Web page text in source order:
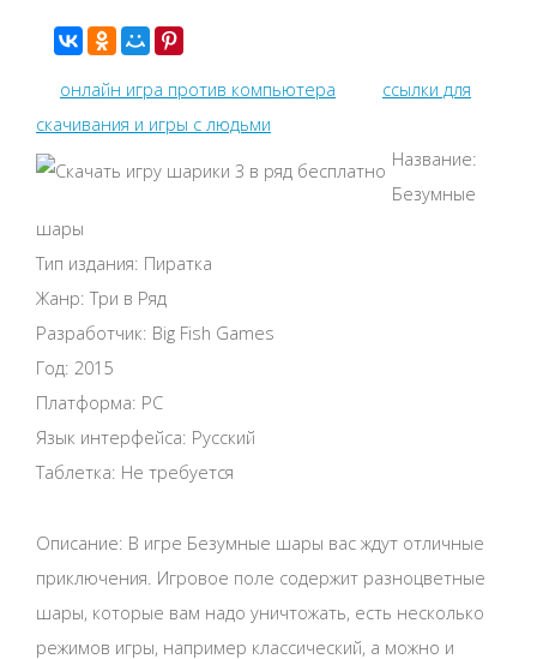
онлайн игра против компьютера
ссылки для
скачивания и игры с людьми
Название:
Безумные
шары
Тип издания: Пиратка
Жанр: Три в Ряд
Разработчик: Big Fish Games
Год: 2015
Платформа: PC
Язык интерфейса: Русский
Таблетка: Не требуется
Описание: В игре Безумные шары вас ждут отличные
приключения. Игровое поле содержит разноцветные
шары, которые вам надо уничтожать, есть несколько
режимов игры, например классический, а можно и